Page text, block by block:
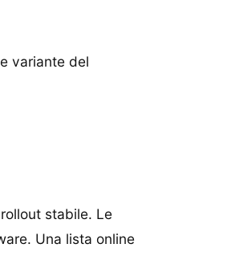
variante del
stabile. Le
Una lista online